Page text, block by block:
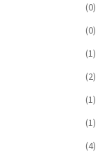
(0)
(0)
(1)
(2)
(1)
(1)
(4)